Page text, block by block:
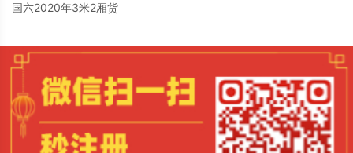
国六2020年3米2厢货